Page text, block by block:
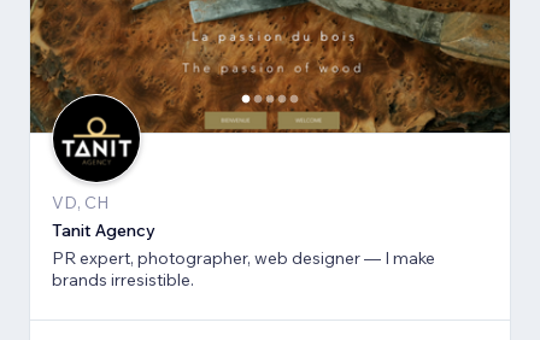
VD, CH
Tanit Agency
PR expert, photographer, web designer — I make
brands irresistible.